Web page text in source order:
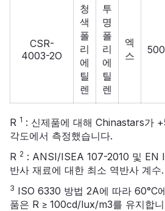
CSR-
4003-2O
청
색
폴
리
에
틸
렌
투
명
폴
리
에
틸
렌
엑
스
500
R 1 : 신제품에 대해 Chinastars가
각도에서 측정했습니다.
R 2 : ANSI/ISEA 107-2010 및 EN
반사 재료에 대한 최소 역반사 계수.
3 ISO 6330 방법 2A에 따라 60°C
품은 R ≥ 100cd/lux/m3를 유지합